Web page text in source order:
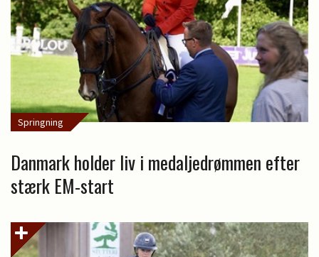
Springning
Danmark holder liv i medaljedrømmen efter
stærk EM-start